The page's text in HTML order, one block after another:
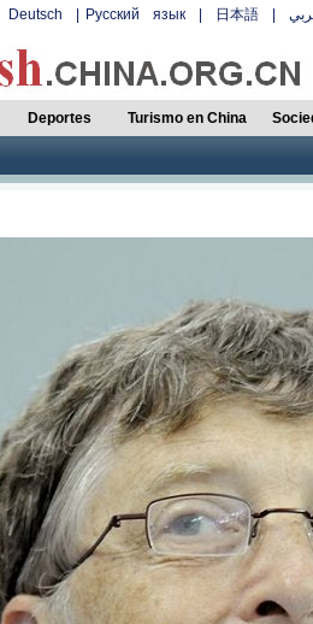
Deutsch Русский язык 日本語
Deportes Turismo en China